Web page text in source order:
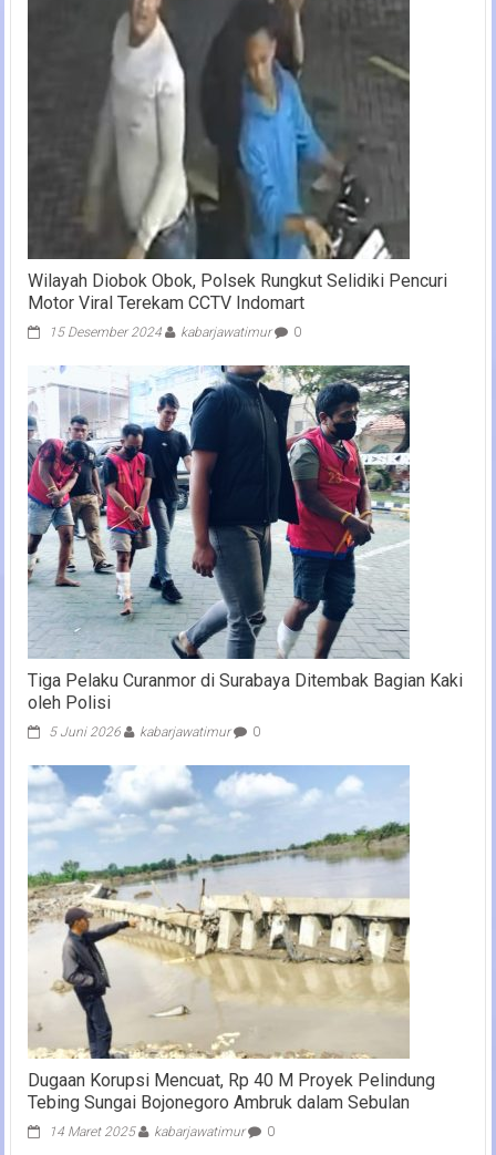
Wilayah Diobok Obok, Polsek Rungkut Selidiki Pencuri
Motor Viral Terekam CCTV Indomart
15 Desember 2024 kabarjawatimur 0
Tiga Pelaku Curanmor di Surabaya Ditembak Bagian Kaki
oleh Polisi
5 Juni 2026 kabarjawatimur 0
Dugaan Korupsi Mencuat, Rp 40 M Proyek Pelindung
Tebing Sungai Bojonegoro Ambruk dalam Sebulan
14 Maret 2025 kabarjawatimur 0